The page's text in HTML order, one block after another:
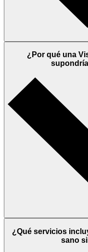
¿Por qué una
¿Qué servicios
sano